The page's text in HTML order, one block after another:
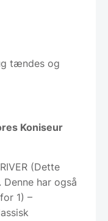
tændes og
Koniseur
(Dette
har også
1) –